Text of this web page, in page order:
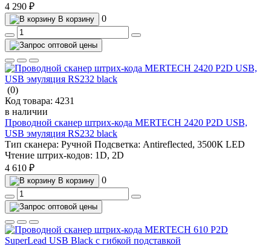
4 290 ₽
В корзину 0
(0)
Код товара: 4231
в наличии
Проводной сканер штрих-кода MERTECH 2420 P2D USB,
USB эмуляция RS232 black
Тип сканера: Ручной Подсветка: Antireflected, 3500К LED
Чтение штрих-кодов: 1D, 2D
4 610 ₽
В корзину 0